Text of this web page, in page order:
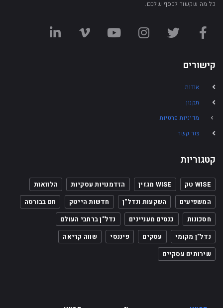
כל מה שקשור לכסף שלכם.
קישורים
אודות
תקנון
מדיניות פרטיות
צור קשר
קטגוריות
WISE טק WISE מגזין הזדמנויות עסקיות
הלוואות
המשפיעים
השקעות ונדל"ן חדשות הייטק
חם בבורסה
חסכונות
כנסים מעניינים
נדל"ן ברחבי העולם
נדל"ן מקומי
עסקים פיננסי
שווה קריאה
שירותים עסקיים